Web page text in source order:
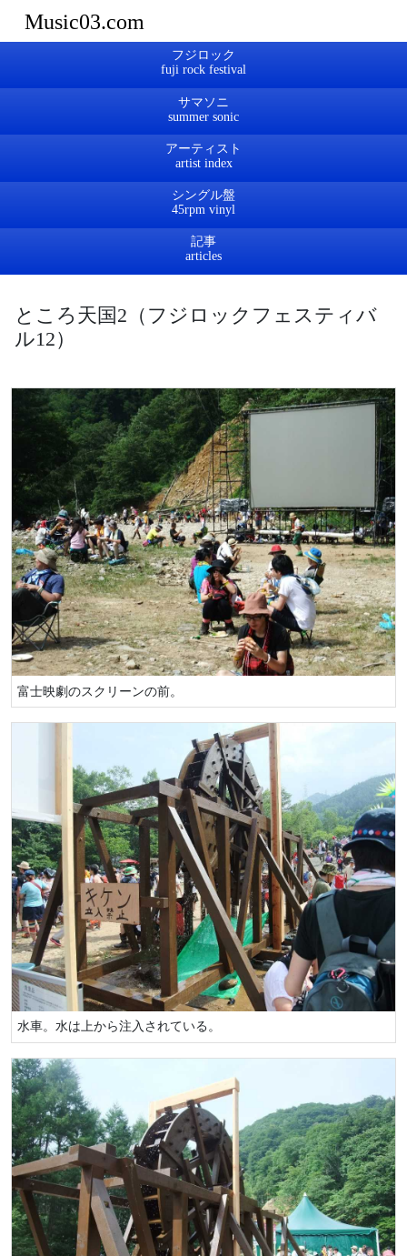
Music03.com
フジロック
サマソニ
アーティスト
シングル盤
記事
ところ天国2（フジロックフェスティバ
ル12）
富士映劇のスクリーンの前。
水車。水は上から注入されている。